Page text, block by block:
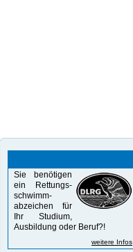
Sie benötigen
ein Rettungs-
schwimm-
abzeichen für
Ihr Studium,
Aus­bildung oder Beruf?!
weitere Infos